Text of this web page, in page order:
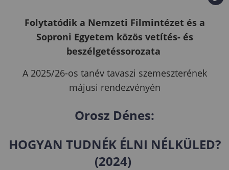
Folytatódik a Nemzeti Filmintézet és a
Soproni Egyetem közös vetítés- és
beszélgetéssorozata
A 2025/26-os tanév tavaszi szemeszterének
májusi rendezvényén
Orosz Dénes:
HOGYAN TUDNÉK ÉLNI NÉLKÜLED?
(2024)